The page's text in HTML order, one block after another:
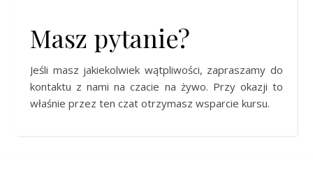
Masz pytanie?
Jeśli masz jakiekolwiek wątpliwości, zapraszamy do
kontaktu z nami na czacie na żywo. Przy okazji to
właśnie przez ten czat otrzymasz wsparcie kursu.